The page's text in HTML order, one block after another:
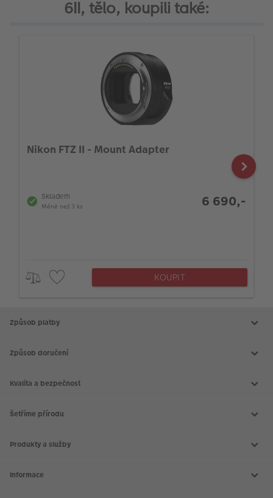
6II, tělo, koupili také:
Nikon FTZ II - Mount Adapter
Skladem
Méně než 3 ks 6 690,-
KOUPIT
Způsob platby
Způsob doručení
Kvalita a bezpečnost
Šetříme přírodu
Produkty a služby
Slovník fotografických pojmů
Informace